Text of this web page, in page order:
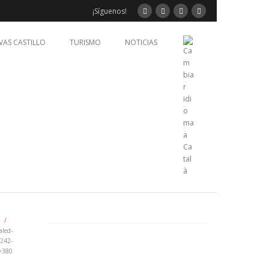
¡Síguenos!
CASTILLO TURISMO NOTICIAS
/